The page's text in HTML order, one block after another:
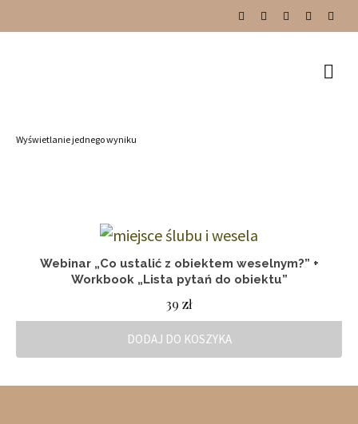
Wyświetlanie jednego wyniku
Webinar „Co ustalić z obiektem weselnym?” +
Workbook „Lista pytań do obiektu”
39 zł
DODAJ DO KOSZYKA